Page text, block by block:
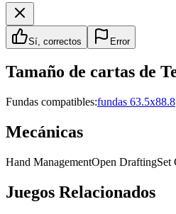
Sí, correctos Error
Tamaño de cartas de
Fundas compatibles:fundas 63.5x88.8
Mecánicas
Hand ManagementOpen DraftingSet
Juegos Relacionados